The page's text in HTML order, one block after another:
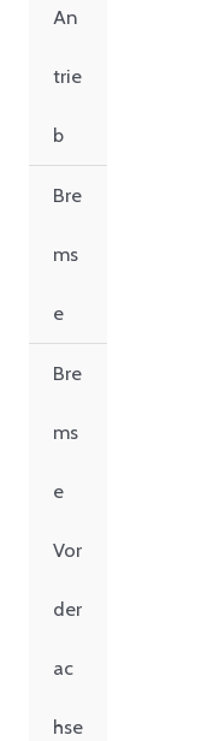
An
trie
b
Bre
ms
e
Bre
ms
e
Vor
der
ac
hse